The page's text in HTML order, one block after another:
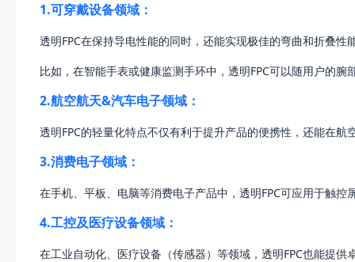
1.可穿戴设备领域：
透明FPC在保持导电性能的同时，还能实现极佳的弯曲和折叠性
比如，在智能手表或健康监测手环中，透明FPC可以随用户的
2.航空航天&汽车电子领域：
透明FPC的轻量化特点不仅有利于提升产品的便携性，还能在
3.消费电子领域：
在手机、平板、电脑等消费电子产品中，透明FPC可应用于触
4.工控及医疗设备领域：
在工业自动化、医疗设备（传感器）等领域，透明FPC也能提